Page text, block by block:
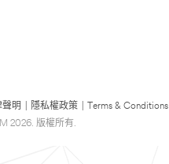
聲明 隱私權政策 Terms & Conditions
2026. 版權所有.